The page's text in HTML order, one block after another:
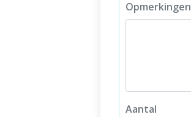
Opmerkingen
Aantal